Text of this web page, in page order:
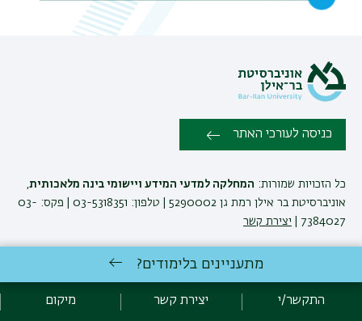
כניסה לעורכי האתר
כל הזכויות שמורות: המחלקה למדעי המידע ויישומי בינה מלאכותית
אוניברסיטת בר אילן רמת גן 5290002 | טלפון: 03-5318351 | פקס: 03-
7384027 |
יצירת קשר
לימודי מידע ויישומי בינה מלאכותיתבאוניברסיטת בר-אילן
קידום:Emarker קידום אתרים
מתעניינים בלימודים?
התקשר/י יצירת קשר מיקום